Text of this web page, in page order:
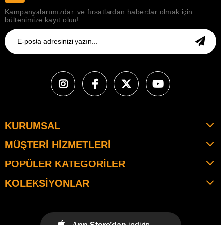
Kampanyalarımızdan ve fırsatlardan haberdar olmak için
bültenimize kayıt olun!
KURUMSAL
MÜŞTERI HIZMETLERI
POPÜLER KATEGORILER
KOLEKSIYONLAR